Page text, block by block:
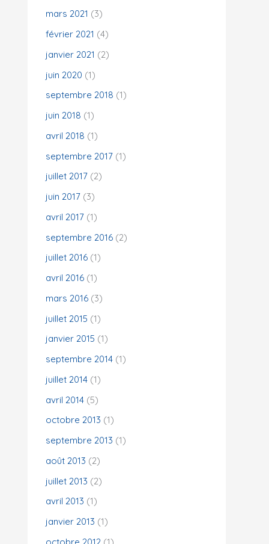
mars 2021 (3)
février 2021 (4)
janvier 2021 (2)
juin 2020 (1)
septembre 2018 (1)
juin 2018 (1)
avril 2018 (1)
septembre 2017 (1)
juillet 2017 (2)
juin 2017 (3)
avril 2017 (1)
septembre 2016 (2)
juillet 2016 (1)
avril 2016 (1)
mars 2016 (3)
juillet 2015 (1)
janvier 2015 (1)
septembre 2014 (1)
juillet 2014 (1)
avril 2014 (5)
octobre 2013 (1)
septembre 2013 (1)
août 2013 (2)
juillet 2013 (2)
avril 2013 (1)
janvier 2013 (1)